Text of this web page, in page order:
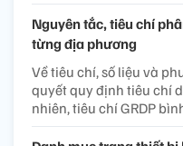
Nguyên tắc, tiêu chí
từng địa phương
Về tiêu chí, số liệu và
quyết quy định tiêu chí
nhiên, tiêu chí GRDP